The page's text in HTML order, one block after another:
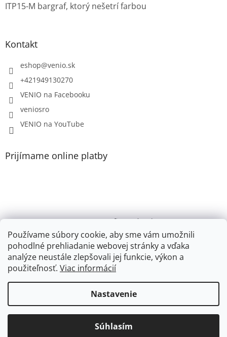
Používame súbory cookie, aby sme vám umožnili
pohodlné prehliadanie webovej stránky a vďaka
analýze neustále zlepšovali jej funkcie, výkon a
použiteľnosť. Viac informácií
Nastavenie
Súhlasím
ITP15-M bargraf, ktorý nešetrí farbou
Kontakt
eshop@venio.sk
+421949130270
VENIO na Facebooku
veniosro
VENIO na YouTube
Prijímame online platby
VENIO, s.r.o. - firemný web /
Videonávody YouTube k PR200, PR100, PR110, PR102
Youtube VENIO
Vytvoril Shoptet
eshop.venio.sk. Všetky práva vyhradené.